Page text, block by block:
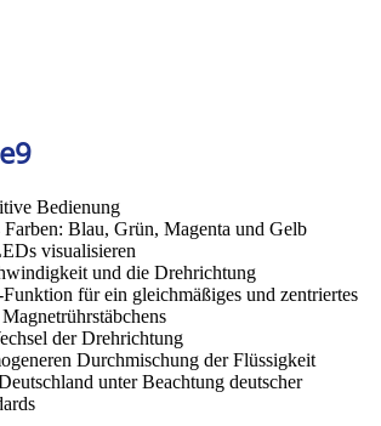
Bedienung
Blau, Grün, Magenta und Gelb
visualisieren
und die Drehrichtung
für ein gleichmäßiges und zentriertes
der Drehrichtung
Durchmischung der Flüssigkeit
unter Beachtung deutscher